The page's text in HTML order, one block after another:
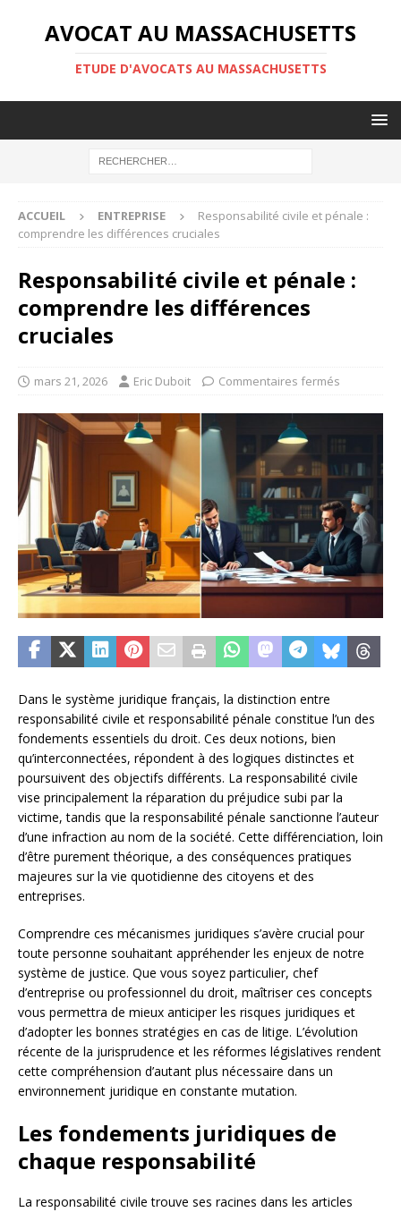
AVOCAT AU MASSACHUSETTS
ETUDE D'AVOCATS AU MASSACHUSETTS
ACCUEIL ENTREPRISE
Responsabilité civile et pénale :
comprendre les différences cruciales
Responsabilité civile et pénale :
comprendre les différences
cruciales
mars 21, 2026 Eric Duboit Commentaires fermés
Dans le système juridique français, la distinction entre
responsabilité civile et responsabilité pénale constitue l’un des
fondements essentiels du droit. Ces deux notions, bien
qu’interconnectées, répondent à des logiques distinctes et
poursuivent des objectifs différents. La responsabilité civile
vise principalement la réparation du préjudice subi par la
victime, tandis que la responsabilité pénale sanctionne l’auteur
d’une infraction au nom de la société. Cette différenciation, loin
d’être purement théorique, a des conséquences pratiques
majeures sur la vie quotidienne des citoyens et des
entreprises.
Comprendre ces mécanismes juridiques s’avère crucial pour
toute personne souhaitant appréhender les enjeux de notre
système de justice. Que vous soyez particulier, chef
d’entreprise ou professionnel du droit, maîtriser ces concepts
vous permettra de mieux anticiper les risques juridiques et
d’adopter les bonnes stratégies en cas de litige. L’évolution
récente de la jurisprudence et les réformes législatives rendent
cette compréhension d’autant plus nécessaire dans un
environnement juridique en constante mutation.
Les fondements juridiques de
chaque responsabilité
La responsabilité civile trouve ses racines dans les articles